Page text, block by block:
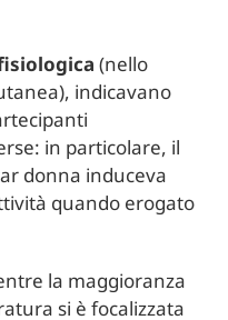
(nello
indicavano
in particolare, il
donna induceva
quando erogato
la maggioranza
si è focalizzata